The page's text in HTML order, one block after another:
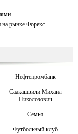
на рынке Форекс
Нефтепромбанк
Саакашвили Михаил
Николозович
Семья
Футбольный клуб